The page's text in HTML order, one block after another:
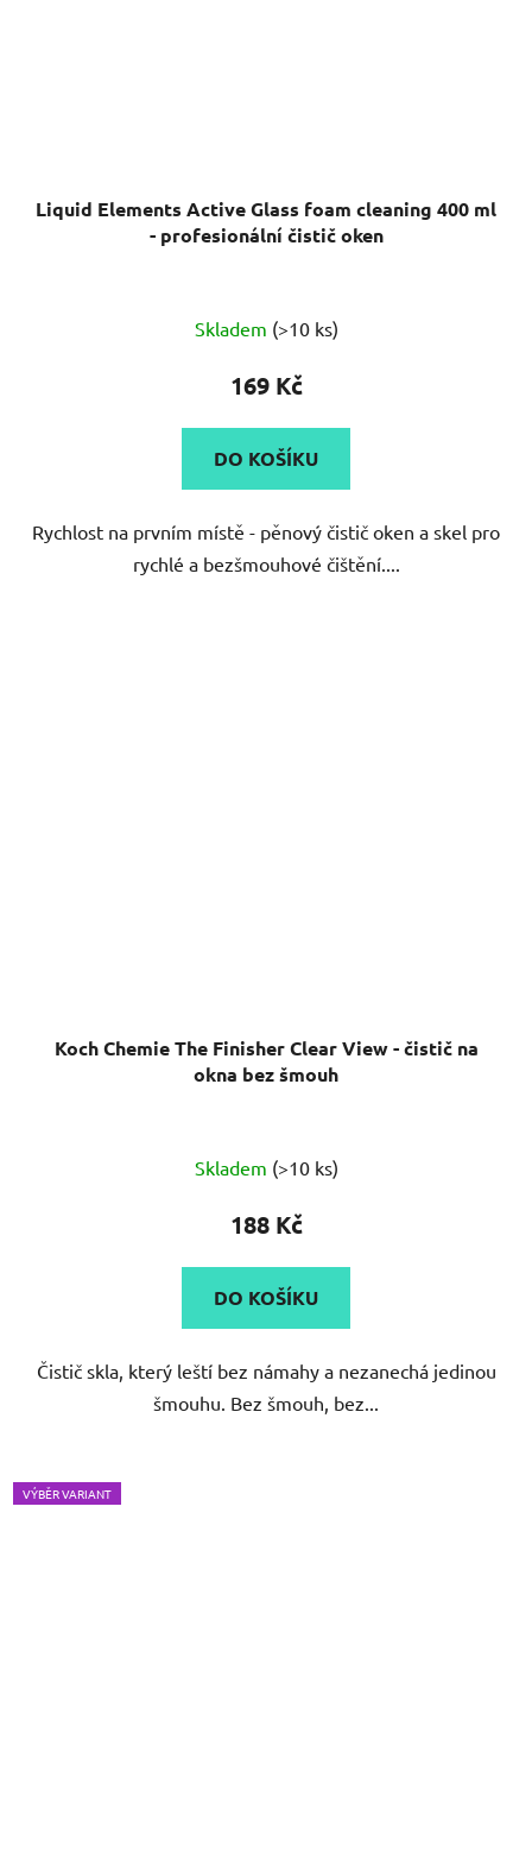
Liquid Elements Active Glass foam cleaning 400 ml
- profesionální čistič oken
Skladem (>10 ks)
169 Kč
DO KOŠÍKU
Rychlost na prvním místě - pěnový čistič oken a skel pro
rychlé a bezšmouhové čištění....
Koch Chemie The Finisher Clear View - čistič na
okna bez šmouh
Skladem (>10 ks)
188 Kč
DO KOŠÍKU
Čistič skla, který leští bez námahy a nezanechá jedinou
šmouhu. Bez šmouh, bez...
VÝBĚR VARIANT